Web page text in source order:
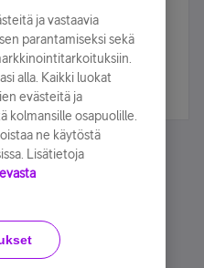
statement
ja vastaavia
parantamiseksi sekä
alla. Kaikki luokat
evästeitä ja
kolmansille osapuolille.
ne käytöstä
Lisätietoja